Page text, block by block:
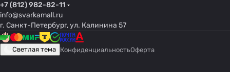
+7 (812) 982-82-11
info@svarkamall.ru
г. Санкт-Петербург, ул. Калинина 57
Светлая тема КонфиденциальностьОферта